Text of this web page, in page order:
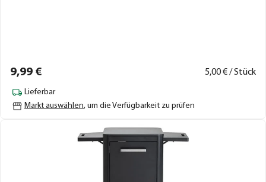
9,99 € 5,00€ / Stück
Lieferbar
Markt auswählen, um die Verfügbarkeit zu prüfen